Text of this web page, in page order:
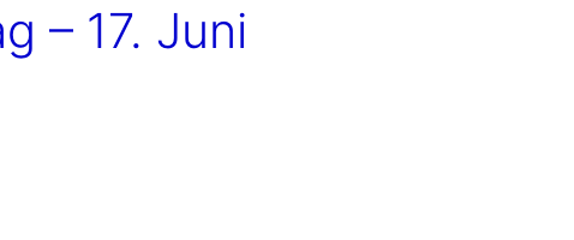
– 17. Juni